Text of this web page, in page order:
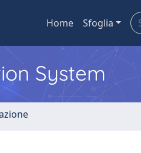
Home Sfoglia
System